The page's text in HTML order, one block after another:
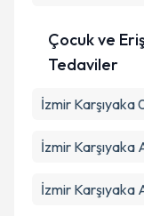
Çocuk ve
Tedaviler
İzmir Karşıyaka
İzmir Karşıyaka
İzmir Karşıyaka